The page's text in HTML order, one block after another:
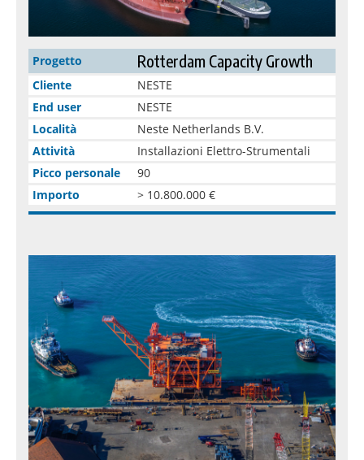
Progetto Rotterdam Capacity Growth
Cliente
NESTE
End user
NESTE
Località
Neste Netherlands B.V.
Attività
Installazioni Elettro-Strumentali
Picco personale
90
Importo
> 10.800.000 €